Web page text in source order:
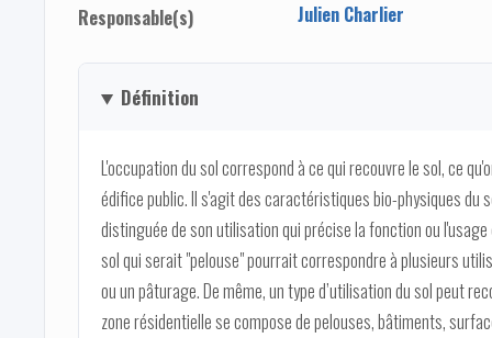
Responsable(s)
Julien Charlier
Définition
L'occupation du sol correspond à ce qui recouvre le sol, ce
édifice public. Il s'agit des caractéristiques bio-physiques du
distinguée de son utilisation qui précise la fonction ou
sol qui serait "pelouse" pourrait correspondre à plusieurs
ou un pâturage. De même, un type d’utilisation du sol peut
zone résidentielle se compose de pelouses, bâtiments,